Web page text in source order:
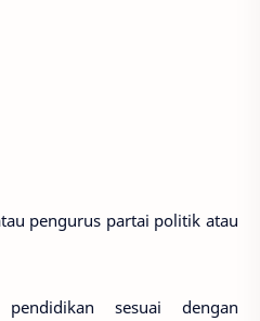
pengurus partai politik atau
sesuai dengan